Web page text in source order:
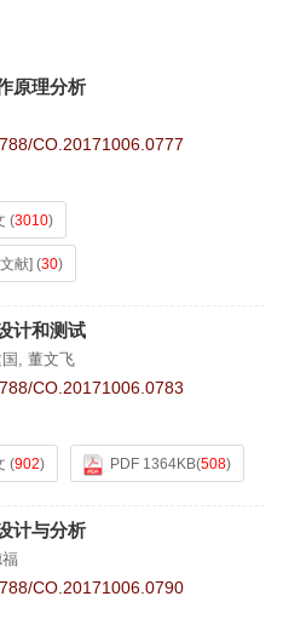
原理分析
CO.20171006.0777
(3010)
献] (30)
计和测试
, 董文飞
CO.20171006.0783
(902) PDF 1364KB(508)
计与分析
CO.20171006.0790